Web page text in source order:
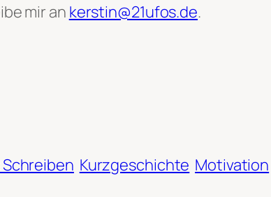
mir an kerstin@21ufos.de.
Kurzgeschichte Motivation